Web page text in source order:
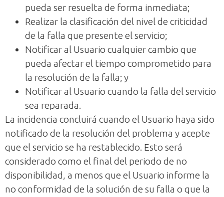
pueda ser resuelta de forma inmediata;
Realizar la clasificación del nivel de criticidad
de la falla que presente el servicio;
Notificar al Usuario cualquier cambio que
pueda afectar el tiempo comprometido para
la resolución de la falla; y
Notificar al Usuario cuando la falla del servicio
sea reparada.
La incidencia concluirá cuando el Usuario haya sido
notificado de la resolución del problema y acepte
que el servicio se ha restablecido. Esto será
considerado como el final del periodo de no
disponibilidad, a menos que el Usuario informe la
no conformidad de la solución de su falla o que la